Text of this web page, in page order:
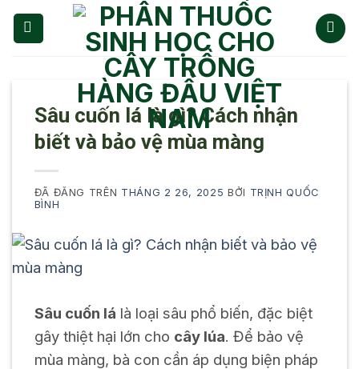
Chuyển
đến
Sâu cuốn lá là gì? Cách nhận
biết và bảo vệ mùa màng
ĐÃ ĐĂNG TRÊN THÁNG 2 26, 2025 BỞI TRỊNH QUỐC
BÌNH
Sâu cuốn lá là loại sâu phổ biến, đặc biệt
gây thiệt hại lớn cho cây lúa. Để bảo vệ
mùa màng, bà con cần áp dụng biện pháp